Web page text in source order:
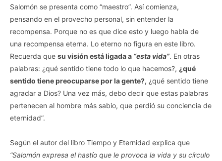
Salomón se presenta como “maestro”. Así comienza,
pensando en el provecho personal, sin entender la
recompensa. Porque no es que dice esto y luego habla de
una recompensa eterna. Lo eterno no figura en este libro.
Recuerda que su visión está ligada a “esta vida”. En otras
palabras: ¿qué sentido tiene todo lo que hacemos?, ¿qué
sentido tiene preocuparse por la gente?, ¿qué sentido tiene
agradar a Dios? Una vez más, debo decir que estas palabras
pertenecen al hombre más sabio, que perdió su conciencia de
eternidad”.
Según el autor del libro Tiempo y Eternidad explica que
“Salomón expresa el hastío que le provoca la vida y su círculo